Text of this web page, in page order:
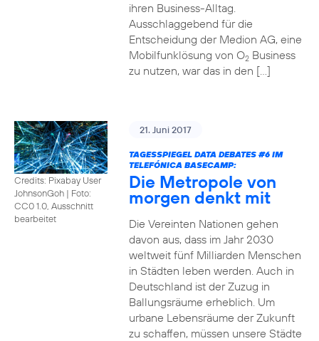
ihren Business-Alltag.
Ausschlaggebend für die
Entscheidung der Medion AG, eine
Mobilfunklösung von O2Business
zu nutzen, war das in den […]
Credits: Pixabay User
JohnsonGoh | Foto:
CC0 1.0, Ausschnitt
bearbeitet
21. Juni 2017
TAGESSPIEGEL DATA DEBATES #6IM
TELEFÓNICA BASECAMP:
Die Metropole von
morgen denkt mit
Die Vereinten Nationen gehen
davon aus, dass im Jahr 2030
weltweit fünf Milliarden Menschen
in Städten leben werden. Auch in
Deutschland ist der Zuzug in
Ballungsräume erheblich. Um
urbane Lebensräume der Zukunft
zu schaffen, müssen unsere Städte